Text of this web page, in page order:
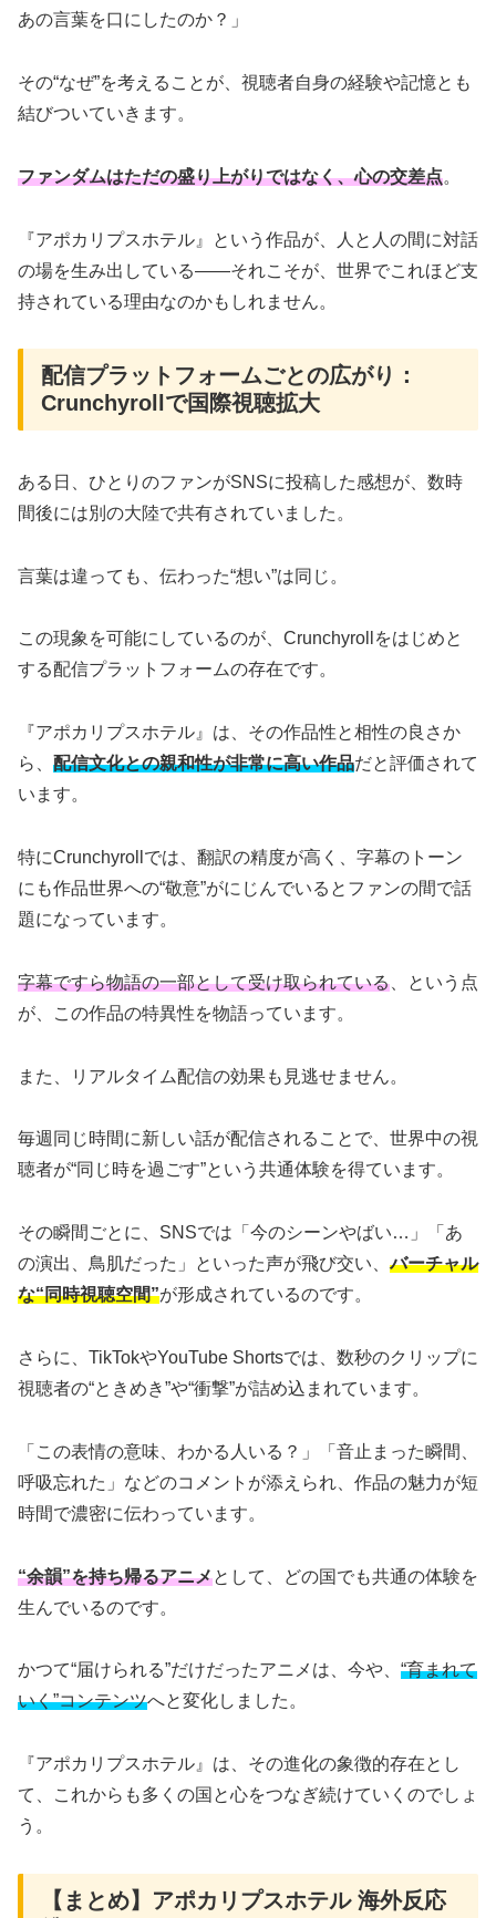
あの言葉を口にしたのか？」
その“なぜ”を考えることが、視聴者自身の経験や記憶とも
結びついていきます。
ファンダムはただの盛り上がりではなく、心の交差点。
『アポカリプスホテル』という作品が、人と人の間に対話
の場を生み出している――それこそが、世界でこれほど支
持されている理由なのかもしれません。
配信プラットフォームごとの広がり：
Crunchyrollで国際視聴拡大
ある日、ひとりのファンがSNSに投稿した感想が、数時
間後には別の大陸で共有されていました。
言葉は違っても、伝わった“想い”は同じ。
この現象を可能にしているのが、Crunchyrollをはじめと
する配信プラットフォームの存在です。
『アポカリプスホテル』は、その作品性と相性の良さか
ら、 配信文化との親和性が非常に高い作品だと評価されて
います。
特にCrunchyrollでは、翻訳の精度が高く、字幕のトーン
にも作品世界への“敬意”がにじんでいるとファンの間で話
題になっています。
字幕ですら物語の一部として受け取られている 、という点
が、この作品の特異性を物語っています。
また、リアルタイム配信の効果も見逃せません。
毎週同じ時間に新しい話が配信されることで、世界中の視
聴者が“同じ時を過ごす”という共通体験を得ています。
その瞬間ごとに、SNSでは「今のシーンやばい…」「あ
の演出、鳥肌だった」といった声が飛び交い、バーチャル
な“同時視聴空間”が形成されているのです。
さらに、TikTokやYouTube Shortsでは、数秒のクリップに
視聴者の“ときめき”や“衝撃”が詰め込まれています。
「この表情の意味、わかる人いる？」「音止まった瞬間、
呼吸忘れた」などのコメントが添えられ、作品の魅力が短
時間で濃密に伝わっています。
“余韻”を持ち帰るアニメとして、どの国でも共通の体験を
生んでいるのです。
かつて“届けられる”だけだったアニメは、今や、 “育まれて
いく”コンテンツへと変化しました。
『アポカリプスホテル』は、その進化の象徴的存在とし
て、これからも多くの国と心をつなぎ続けていくのでしょ
う。
【まとめ】アポカリプスホテル 海外反応